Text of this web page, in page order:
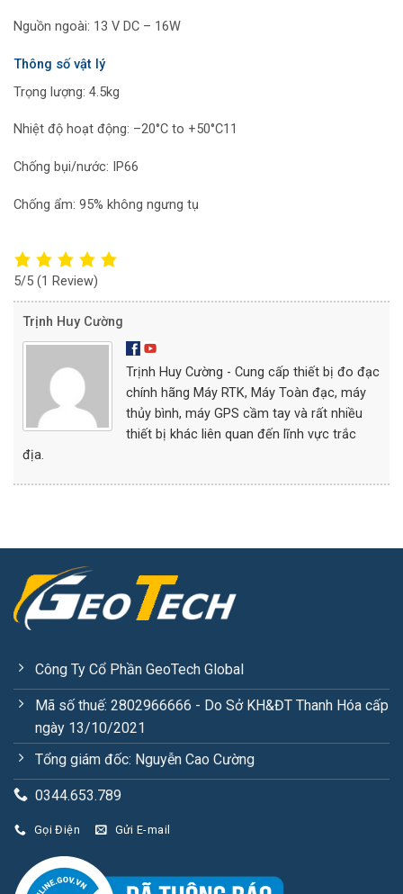
Nguồn ngoài: 13 V DC – 16W
Thông số vật lý
Trọng lượng: 4.5kg
Nhiệt độ hoạt động: –20°C to +50°C11
Chống bụi/nước: IP66
Chống ẩm: 95% không ngưng tụ
5/5 (1 Review)
Trịnh Huy Cường
Trịnh Huy Cường - Cung cấp thiết bị đo đạc
chính hãng Máy RTK, Máy Toàn đạc, máy
thủy bình, máy GPS cầm tay và rất nhiều
thiết bị khác liên quan đến lĩnh vực trắc
địa.
Công Ty Cổ Phần GeoTech Global
Mã số thuế: 2802966666 - Do Sở KH&ĐT Thanh Hóa cấp
ngày 13/10/2021
Tổng giám đốc: Nguyễn Cao Cường
0344.653.789
Gọi Điện Gửi E-mail